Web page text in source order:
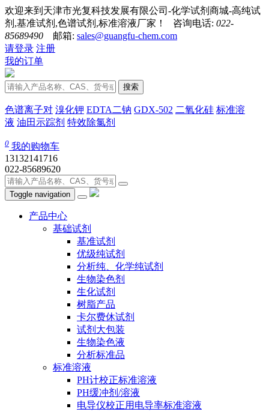
欢迎来到天津市光复科技发展有限公司-化学试剂商城-高纯试
剂,基准试剂,色谱试剂,标准溶液厂家！ 咨询电话: 022-
85689490 邮箱: sales@guangfu-chem.com
请登录 注册
我的订单
搜索
色谱离子对 溴化钾 EDTA二钠 GDX-502 二氧化硅 标准溶
液 油田示踪剂 特效除氯剂
0 我的购物车
13132141716
022-85689620
Toggle navigation
产品中心
基础试剂
基准试剂
优级纯试剂
分析纯、化学纯试剂
生物染色剂
生化试剂
树脂产品
卡尔费休试剂
试剂大包装
生物染色液
分析标准品
标准溶液
PH计校正标准溶液
PH缓冲剂/溶液
电导仪校正用电导率标准溶液